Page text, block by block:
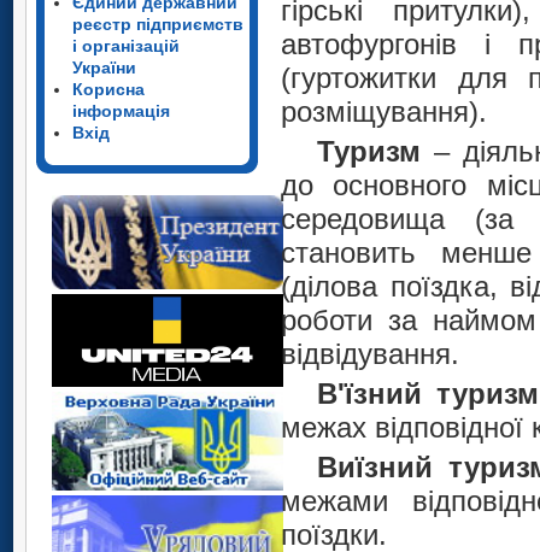
реєстр підприємств
і організацій
України
Корисна
інформація
Вхід
гірські
автофургонів і
(гуртожитки для
розміщування).
Туризм –
до основного
середовища (за
становить
(ділова поїздка,
роботи за наймом
відвідування.
В'їзний туризм
межах відповідної
Виїзний
межами
поїздки.